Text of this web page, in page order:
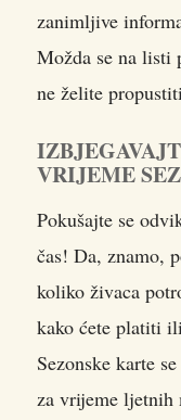
zanimljive
Možda se na listi
ne želite
VRIJEME
Pokušajte se
čas! Da, znamo,
koliko živaca
kako ćete platiti
Sezonske karte
za vrijeme ljetnih